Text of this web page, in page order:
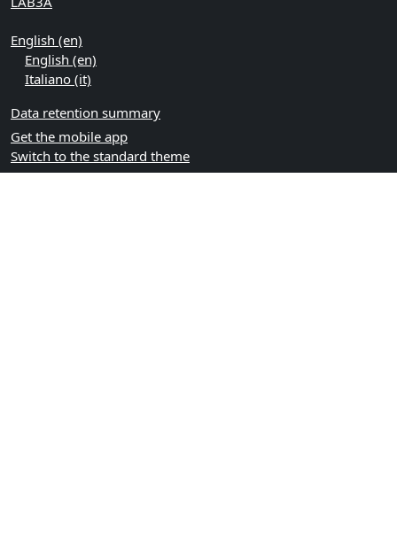
English ‎(en)‎
English ‎(en)‎
Italiano ‎(it)‎
Data retention summary
Get the mobile app
Switch to the standard theme